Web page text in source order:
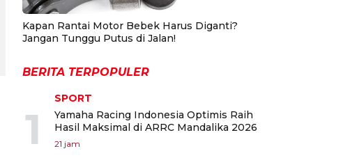
Kapan Rantai Motor Bebek Harus Diganti?
Jangan Tunggu Putus di Jalan!
BERITA TERPOPULER
1
SPORT
Yamaha Racing Indonesia Optimis Raih
Hasil Maksimal di ARRC Mandalika 2026
21 jam